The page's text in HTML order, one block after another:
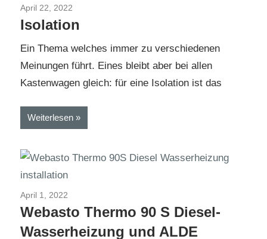
April 22, 2022
Isolation
Ein Thema welches immer zu verschiedenen
Meinungen führt. Eines bleibt aber bei allen
Kastenwagen gleich: für eine Isolation ist das
Weiterlesen
April 1, 2022
Webasto Thermo 90 S Diesel-
Wasserheizung und ALDE